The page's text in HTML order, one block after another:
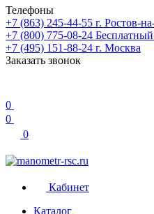
Телефоны
+7 (863) 245-44-55 г. Ростов-
+7 (800) 775-08-24
+7 (495) 151-88-24 г. Москва
Заказать звонок
0
0
0
Кабинет
Каталог